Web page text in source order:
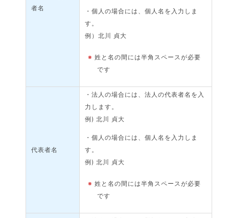
者名
・個人の場合には、個人名を入力しま
す。
例）北川 貞大
※姓と名の間には半角スペースが必要
です
代表者名
・法人の場合には、法人の代表者名を入
力します。
例) 北川 貞大
・個人の場合には、個人名を入力しま
す。
例) 北川 貞大
※姓と名の間には半角スペースが必要
です